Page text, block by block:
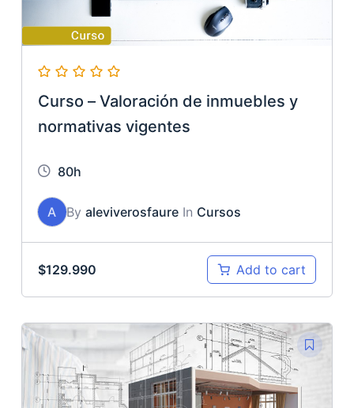
Curso – Valoración de inmuebles y
normativas vigentes
80h
A By aleviverosfaureIn Cursos
$129.990 Add to cart